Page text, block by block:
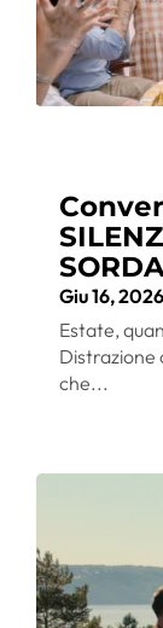
Giu 16, 2026
Estate,
Distrazione
che...